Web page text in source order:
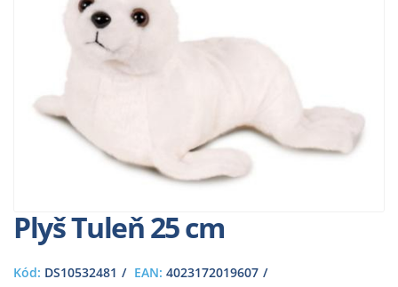
Plyš Tuleň 25 cm
Kód: DS10532481 EAN: 4023172019607